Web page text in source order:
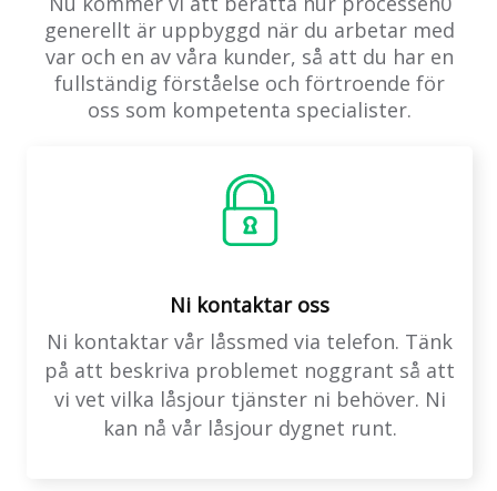
generellt är uppbyggd när du arbetar med
var och en av våra kunder, så att du har en
fullständig förståelse och förtroende för
oss som kompetenta specialister.
Ni kontaktar oss
Ni kontaktar vår låssmed via telefon. Tänk
på att beskriva problemet noggrant så att
vi vet vilka låsjour tjänster ni behöver. Ni
kan nå vår låsjour dygnet runt.